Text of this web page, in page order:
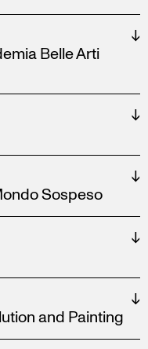
↓
Belle Arti
↓
↓
Sospeso
↓
↓
and Painting